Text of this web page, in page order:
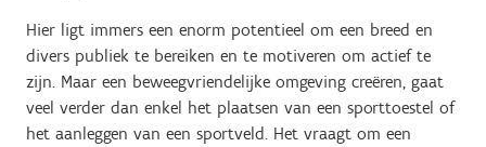
Hier ligt immers een enorm potentieel om een breed en
divers publiek te bereiken en te motiveren om actief te
zijn. Maar een beweegvriendelijke omgeving creëren, gaat
veel verder dan enkel het plaatsen van een sporttoestel of
het aanleggen van een sportveld. Het vraagt om een